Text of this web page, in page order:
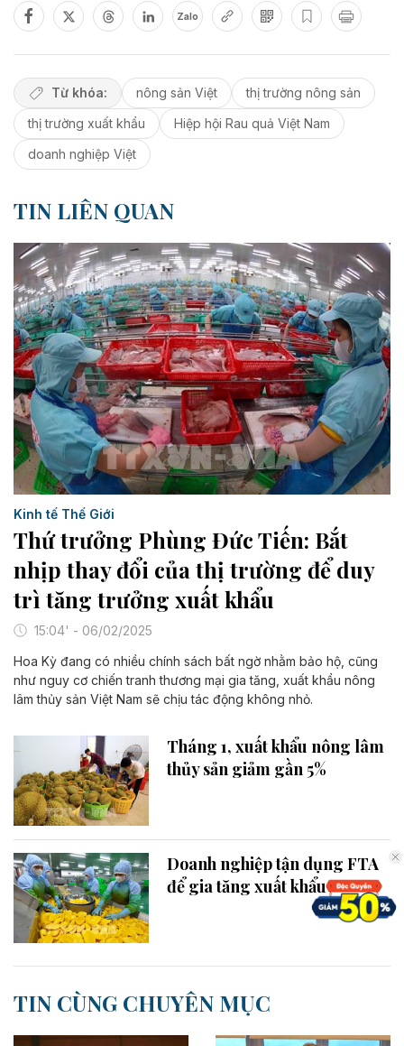
Zalo
Từ khóa: nông sản Việt
thị trường nông sản
thị trường xuất khẩu
Hiệp hội Rau quả Việt Nam
doanh nghiệp Việt
TIN LIÊN QUAN
Kinh tế Thế Giới
Thứ trưởng Phùng Đức Tiến: Bắt
nhịp thay đổi của thị trường để duy
trì tăng trưởng xuất khẩu
15:04' - 06/02/2025
Hoa Kỳ đang có nhiều chính sách bất ngờ nhằm bảo hộ, cũng
như nguy cơ chiến tranh thương mại gia tăng, xuất khẩu nông
lâm thủy sản Việt Nam sẽ chịu tác động không nhỏ.
Tháng 1, xuất khẩu nông lâm
thủy sản giảm gần 5%
Doanh nghiệp tận dụng FTA
để gia tăng xuất khẩu
TIN CÙNG CHUYÊN MỤC